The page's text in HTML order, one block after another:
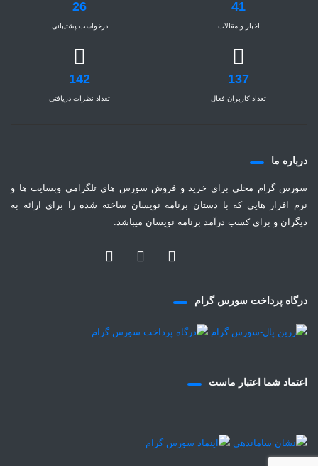
41
اخبار و مقالات
26
درخواست پشتیبانی
137
تعداد کاربران فعال
142
تعداد نظرات دریافتی
درباره ما
سورس گرام محلی برای خرید و فروش سورس های تلگرامی وبسایت ها و
نرم افزار هایی که با دستان برنامه نویسان ساخته شده را برای ارائه به
دیگران و برای کسب درآمد برنامه نویسان میباشد.
درگاه پرداخت سورس گرام
اعتماد شما اعتبار ماست